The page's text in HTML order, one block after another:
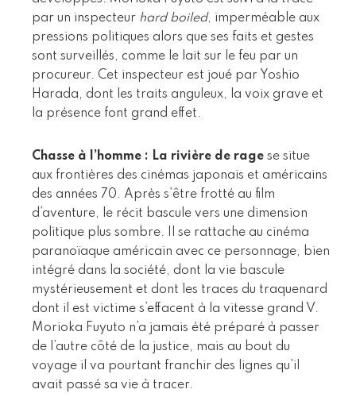
par un inspecteur hard boiled, imperméable aux
pressions politiques alors que ses faits et gestes
sont surveillés, comme le lait sur le feu par un
procureur. Cet inspecteur est joué par Yoshio
Harada, dont les traits anguleux, la voix grave et
la présence font grand effet.
Chasse à l’homme : La rivière de rage se situe
aux frontières des cinémas japonais et américains
des années 70. Après s’être frotté au film
d’aventure, le récit bascule vers une dimension
politique plus sombre. Il se rattache au cinéma
paranoïaque américain avec ce personnage, bien
intégré dans la société, dont la vie bascule
mystérieusement et dont les traces du traquenard
dont il est victime s’effacent à la vitesse grand V.
Morioka Fuyuto n’a jamais été préparé à passer
de l’autre côté de la justice, mais au bout du
voyage il va pourtant franchir des lignes qu’il
avait passé sa vie à tracer.